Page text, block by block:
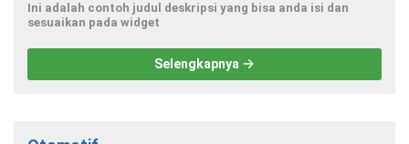
Ini adalah contoh judul deskripsi yang bisa anda isi dan
sesuaikan pada widget
Selengkapnya